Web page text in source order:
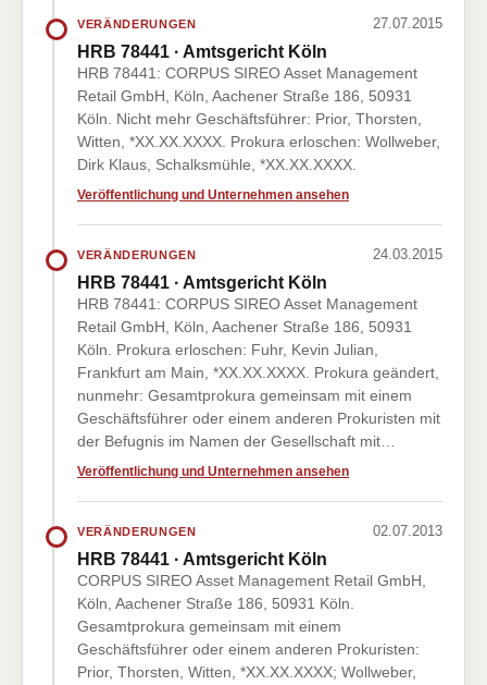
VERÄNDERUNGEN 27.07.2015
HRB 78441 · Amtsgericht Köln
HRB 78441: CORPUS SIREO Asset Management
Retail GmbH, Köln, Aachener Straße 186, 50931
Köln. Nicht mehr Geschäftsführer: Prior, Thorsten,
Witten, *XX.XX.XXXX. Prokura erloschen: Wollweber,
Dirk Klaus, Schalksmühle, *XX.XX.XXXX.
Veröffentlichung und Unternehmen ansehen
VERÄNDERUNGEN 24.03.2015
HRB 78441 · Amtsgericht Köln
HRB 78441: CORPUS SIREO Asset Management
Retail GmbH, Köln, Aachener Straße 186, 50931
Köln. Prokura erloschen: Fuhr, Kevin Julian,
Frankfurt am Main, *XX.XX.XXXX. Prokura geändert,
nunmehr: Gesamtprokura gemeinsam mit einem
Geschäftsführer oder einem anderen Prokuristen mit
der Befugnis im Namen der Gesellschaft mit…
Veröffentlichung und Unternehmen ansehen
VERÄNDERUNGEN 02.07.2013
HRB 78441 · Amtsgericht Köln
CORPUS SIREO Asset Management Retail GmbH,
Köln, Aachener Straße 186, 50931 Köln.
Gesamtprokura gemeinsam mit einem
Geschäftsführer oder einem anderen Prokuristen:
Prior, Thorsten, Witten, *XX.XX.XXXX; Wollweber,